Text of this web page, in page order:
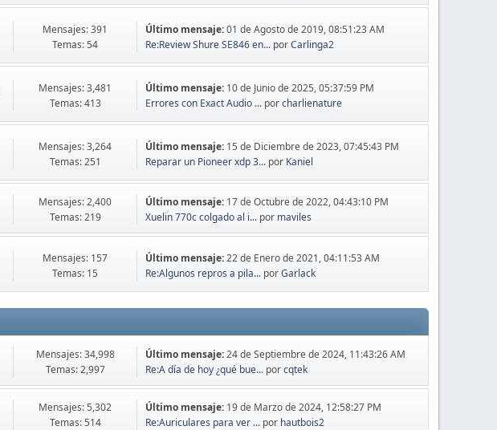
Mensajes: 391
Temas: 54
Último mensaje:01 de Agosto de 2019, 08:51:23 AM
Re:Review Shure SE846 en... porCarlinga2
Mensajes: 3,481
Temas: 413
Último mensaje: 10 de Junio de 2025, 05:37:59 PM
Errores con Exact Audio ... porcharlienature
Mensajes: 3,264
Temas: 251
Último mensaje: 15 de Diciembre de 2023, 07:45:43 PM
Reparar un Pioneer xdp 3... por Kaniel
Mensajes: 2,400
Temas: 219
Último mensaje: 17 de Octubre de 2022, 04:43:10 PM
Xuelin 770c colgado al i... por maviles
Mensajes: 157
Temas: 15
Último mensaje:22 de Enero de 2021, 04:11:53 AM
Re:Algunos repros a pila... porGarlack
Mensajes: 34,998
Temas: 2,997
Último mensaje:24 de Septiembre de 2024, 11:43:26 AM
Re:A día de hoy ¿qué bue... porcqtek
Mensajes: 5,302
Temas: 514
Último mensaje: 19 de Marzo de 2024, 12:58:27 PM
Re:Auriculares para ver ... por hautbois2